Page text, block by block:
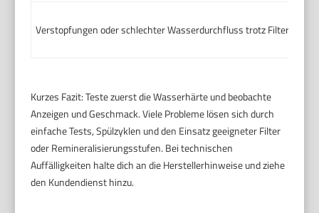
Verstopfungen oder schlechter Wasserdurchfluss trotz
Kurzes Fazit: Teste zuerst die Wasserhärte und beobachte
Anzeigen und Geschmack. Viele Probleme lösen sich durch
einfache Tests, Spülzyklen und den Einsatz geeigneter Filter
oder Remineralisierungsstufen. Bei technischen
Auffälligkeiten halte dich an die Herstellerhinweise und ziehe
den Kundendienst hinzu.